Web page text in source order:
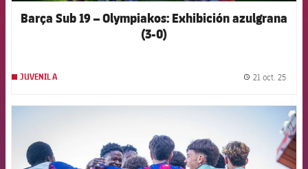
Barça Sub 19 – Olympiakos: Exhibición azulgrana
(3-0)
JUVENIL A 21 oct. 25